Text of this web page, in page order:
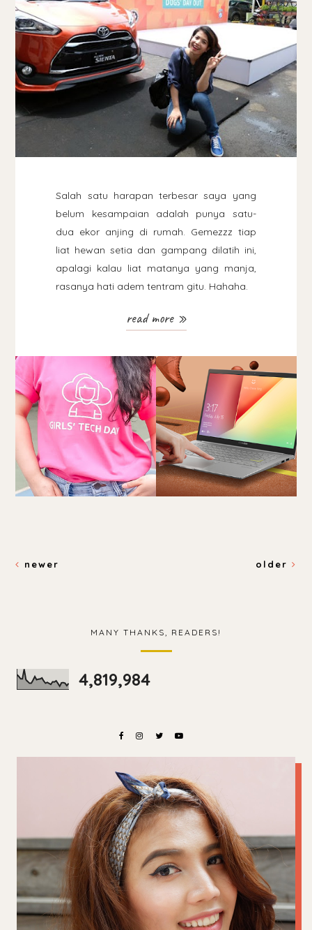
Salah satu harapan terbesar saya yang
belum kesampaian adalah punya satu-
dua ekor anjing di rumah. Gemezzz tiap
liat hewan setia dan gampang dilatih ini,
apalagi kalau liat matanya yang manja,
rasanya hati adem tentram gitu. Hahaha.
read more »
newer older
MANY THANKS, READERS!
4,819,984